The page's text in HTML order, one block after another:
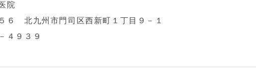
院
６ 北九州市門司区西新町１丁目９－１
４９３９